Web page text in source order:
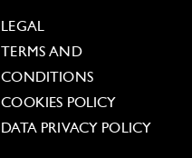
LEGAL
TERMS AND
CONDITIONS
COOKIES POLICY
DATA PRIVACY POLICY